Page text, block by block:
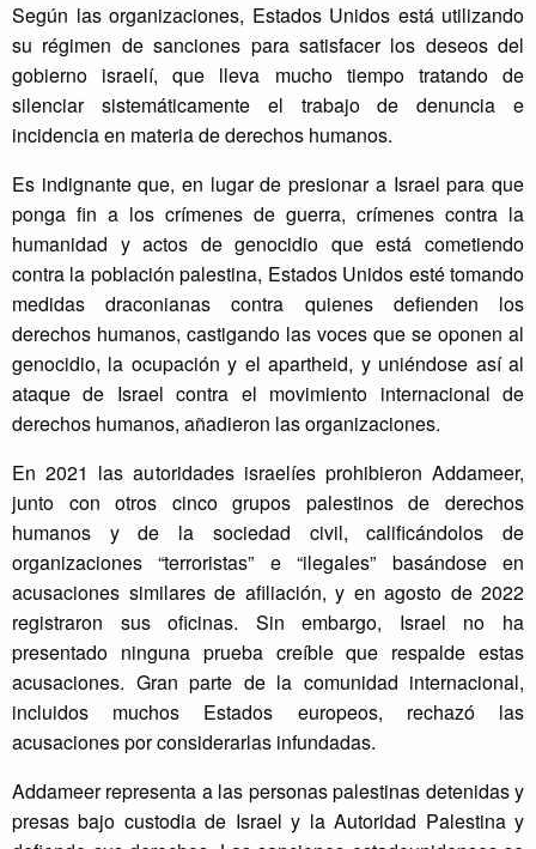
Según las organizaciones, Estados Unidos está utilizando
su régimen de sanciones para satisfacer los deseos del
gobierno israelí, que lleva mucho tiempo tratando de
silenciar sistemáticamente el trabajo de denuncia e
incidencia en materia de derechos humanos.
Es indignante que, en lugar de presionar a Israel para que
ponga fin a los crímenes de guerra, crímenes contra la
humanidad y actos de genocidio que está cometiendo
contra la población palestina, Estados Unidos esté tomando
medidas draconianas contra quienes defienden los
derechos humanos, castigando las voces que se oponen al
genocidio, la ocupación y el apartheid, y uniéndose así al
ataque de Israel contra el movimiento internacional de
derechos humanos, añadieron las organizaciones.
En 2021 las autoridades israelíes prohibieron Addameer,
junto con otros cinco grupos palestinos de derechos
humanos y de la sociedad civil, calificándolos de
organizaciones “terroristas” e “ilegales” basándose en
acusaciones similares de afiliación, y en agosto de 2022
registraron sus oficinas. Sin embargo, Israel no ha
presentado ninguna prueba creíble que respalde estas
acusaciones. Gran parte de la comunidad internacional,
incluidos muchos Estados europeos, rechazó las
acusaciones por considerarlas infundadas.
Addameer representa a las personas palestinas detenidas y
presas bajo custodia de Israel y la Autoridad Palestina y